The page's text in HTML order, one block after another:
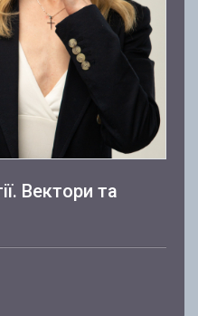
Вектори та